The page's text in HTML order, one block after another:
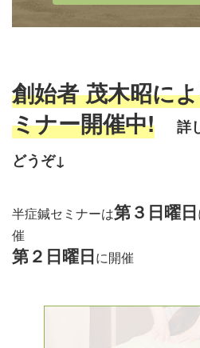
創始者 茂木昭に
ミナー開催中!
詳
どうぞ↓
半症鍼セミナーは第３日曜日
催 律動法セ
第２日曜日に開催